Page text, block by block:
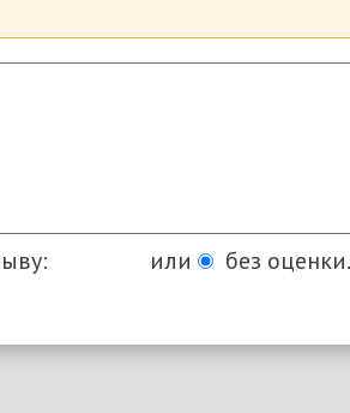
или без оценки.